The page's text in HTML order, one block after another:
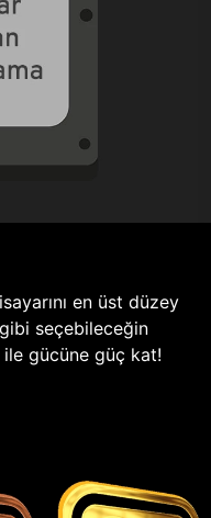
en üst düzey
seçebileceğin
ile gücüne güç kat!